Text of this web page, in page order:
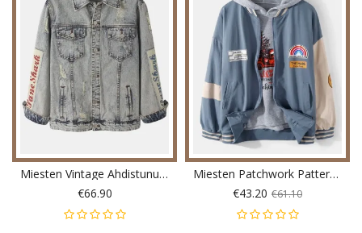
Miesten Vintage Ahdistunut Repäisymerkki Rento Puuvillainen Farkkutakki
€66.90
Miesten Patchwork Pattern License Vetoketju Daily Löysä Varsity Takki
€43.20 €61.10